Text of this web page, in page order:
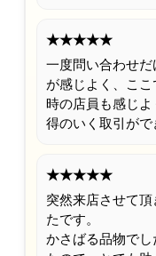
★★★★★
一度問い合わせ
が感じよく、こ
時の店員も感じ
得のいく取引がで
★★★★★
突然来店させて
たです。
かさばる品物で